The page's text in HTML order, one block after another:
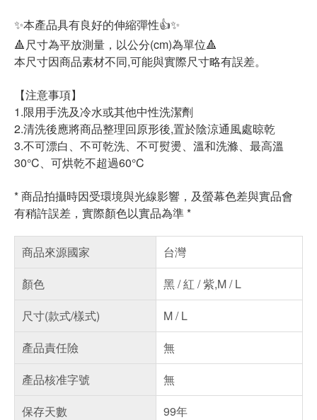
✨本產品具有良好的伸縮彈性👍✨
🔺尺寸為平放測量，以公分(cm)為單位🔺
本尺寸因商品素材不同,可能與實際尺寸略有誤差。
【注意事項】
1.限用手洗及冷水或其他中性洗潔劑
2.清洗後應將商品整理回原形後,置於陰涼通風處晾乾
3.不可漂白、不可乾洗、不可熨燙、溫和洗滌、最高溫
30°C、可烘乾不超過60°C
* 商品拍攝時因受環境與光線影響，及螢幕色差與實品會
有稍許誤差，實際顏色以實品為準 *
商品來源國家
台灣
顏色
黑 / 紅 / 紫,M / L
尺寸(款式/樣式)
M / L
產品責任險
無
產品核准字號
無
保存天數
99年